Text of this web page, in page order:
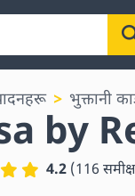
भुक्तानी
by
4.2 (116